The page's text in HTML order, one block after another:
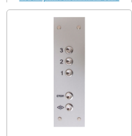
(ППЛ11-10)